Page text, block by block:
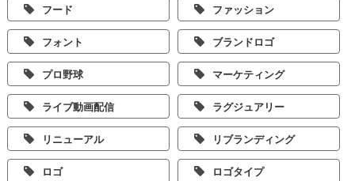
フード ファッション
フォント ブランドロゴ
プロ野球 マーケティング
ライブ動画配信 ラグジュアリー
リニューアル リブランディング
ロゴ ロゴタイプ